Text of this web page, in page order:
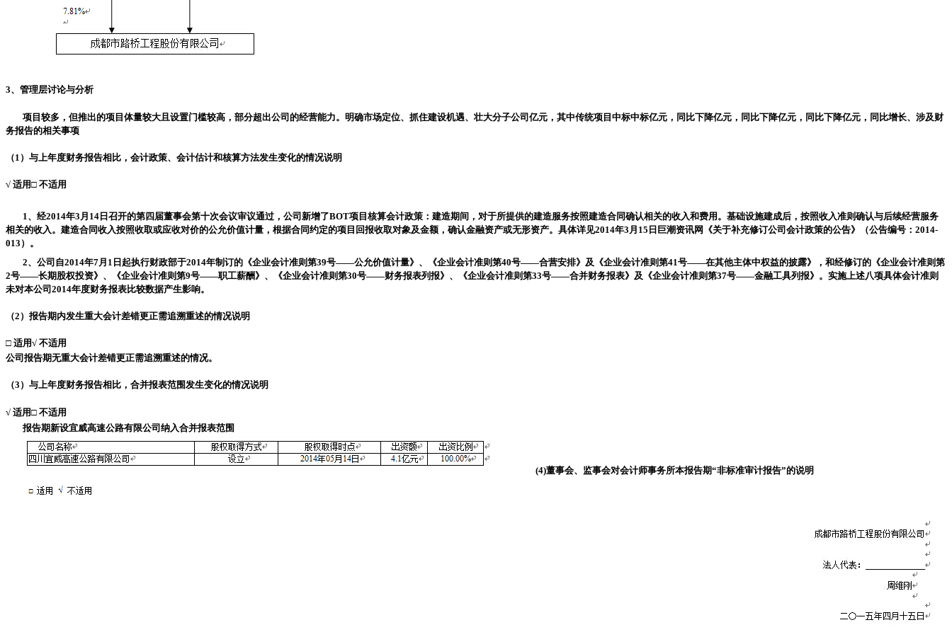
3、管理层讨论与分析
项目较多，但推出的项目体量较大且设置门槛较高，部分超出公司的经营能力。 明确市场定位、抓住建设机遇、壮大分子公司亿元，其中传统项目中标中标亿元，同比下降亿元，同比下降亿元，同比下降亿元，同比增长、涉及财
务报告的相关事项
（1 ）与上年度财务报告相比，会计政策、会计估计和核算方法发生变化的情况说明
√ 适用□ 不适用
1、经2014年3月 14 日召开的第四届董事会第十次会议审议通过，公司新增了BOT项目核算会计政策：建造期间，对于所提供的建造服务按照建造合同确认相关的收入和费用。基础设施建成后，按照收入准则确认与后续经营服务
相关的收入。建造合同收入按照收取或应收对价的公允价值计量，根据合同约定的项目回报收取对象及金额，确认金融资产或无形资产。具体详见2014年3月 15 日巨潮资讯网《关于补充修订公司会计政策的公告》（公告编号： 2014-
013 ）。
2、公司自2014年7月 1 日起执行财政部于2014年制订的《企业会计准则第39号——公允价值计量》、《企业会计准则第40号——合营安排》及《企业会计准则第41号——在其他主体中权益的披露》，和经修订的《企业会计准则第
2号——长期股权投资》、《企业会计准则第9号——职工薪酬》、《企业会计准则第30号——财务报表列报》、《企业会计准则第33号——合并财务报表》及《企业会计准则第37号——金融工具列报》。实施上述八项具体会计准则
未对本公司 2014年度财务报表比较数据产生影响。
（2 ）报告期内发生重大会计差错更正需追溯重述的情况说明
□ 适用√ 不适用
公司报告期无重大会计差错更正需追溯重述的情况。
（3 ）与上年度财务报告相比，合并报表范围发生变化的情况说明
√ 适用□ 不适用
报告期新设宜威高速公路有限公司纳入合并报表范围
(4)董事会、监事会对会计师事务所本报告期“非标准审计报告”的说明